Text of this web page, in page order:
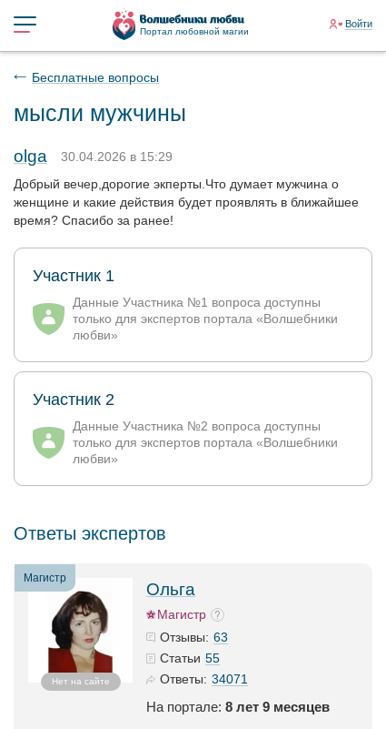
Портал любовной магии
Войти
Бесплатные вопросы
мысли мужчины
olga
30.04.2026 в 15:29
Добрый вечер,дорогие экперты.Что думает мужчина о
женщине и какие действия будет проявлять в ближайшее
время? Спасибо за ранее!
Участник 1
Данные Участника №1 вопроса доступны
только для экспертов портала «Волшебники
любви»
Участник 2
Данные Участника №2 вопроса доступны
только для экспертов портала «Волшебники
любви»
Ответы экспертов
Магистр
Нет на сайте
Ольга
Магистр
Отзывы: 63
Статьи 55
Ответы: 34071
На портале: 8 лет 9 месяцев